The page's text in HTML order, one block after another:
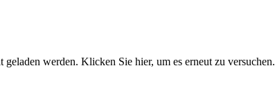
werden. Klicken Sie hier, um es erneut zu versuchen.